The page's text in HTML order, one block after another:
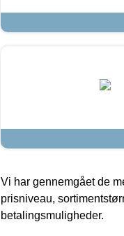
Vi har gennemgået de
prisniveau,
betalingsmuligheder.